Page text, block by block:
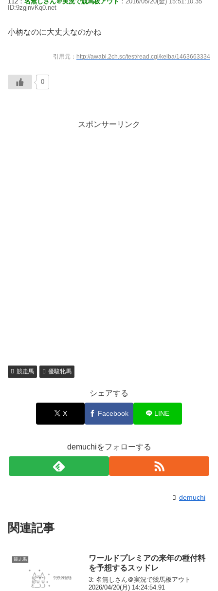
ID:9zgjnvKq0.net
小柄なのに大丈夫なのかね
引用元： http://awabi.2ch.sc/test/read.cgi/keiba/1463663334
0
スポンサーリンク
競走馬 優駿牝馬
シェアする
X Facebook LINE
demuchiをフォローする
demuchi
関連記事
競走馬
ワールドプレミアの来年の種付料
を予想するスッドレ
3: 名無しさん＠実況で競馬板アウト
2026/04/20(月) 14:24:54.91